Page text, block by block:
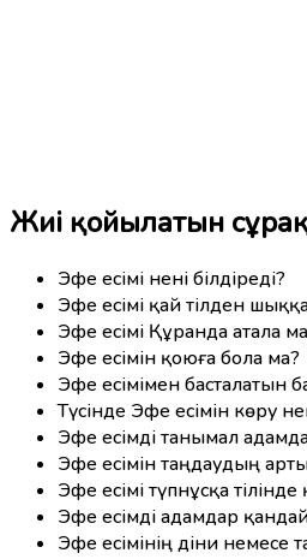
Жиі қойылатын
Эфе есімі нені білдіреді?
Эфе есімі қай тілден
Эфе есімі Құранда атала
Эфе есімін қоюға бола ма?
Эфе есімімен басталатын
Түсінде Эфе есімін көру
Эфе есімді танымал
Эфе есімін таңдаудың
Эфе есімі түпнұсқа
Эфе есімді адамдар
Эфе есімінің діни немесе